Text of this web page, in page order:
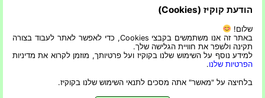
הנגשת אתר וויקס היא תהליך פשוט יחסית, שניתן לבצע בעזרת
הצהרת נגישות
הודעת קוקיז (Cookies)
שלום!
באתר זה אנו משתמשים בקבצי Cookies, כדי לאפשר לאתר לעבוד בצורה
תקינה ולשפר את חוויית הגלישה שלך.
למידע נוסף על השימוש שלנו בקוקיז ועל פרטיותך, מוזמן לקרוא את מדיניות
הפרטיות שלנו.
בלחיצה על "מאשר" אתה מסכים לתנאי השימוש שלנו בקוקיז.